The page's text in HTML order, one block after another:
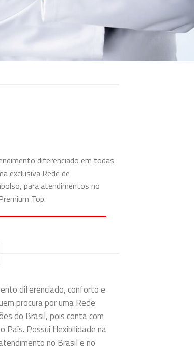
diferenciado em todas
exclusiva Rede de
para atendimentos no
Top.
diferenciado, conforto e
procura por uma Rede
do Brasil, pois conta com
País. Possui flexibilidade na
no Brasil e no